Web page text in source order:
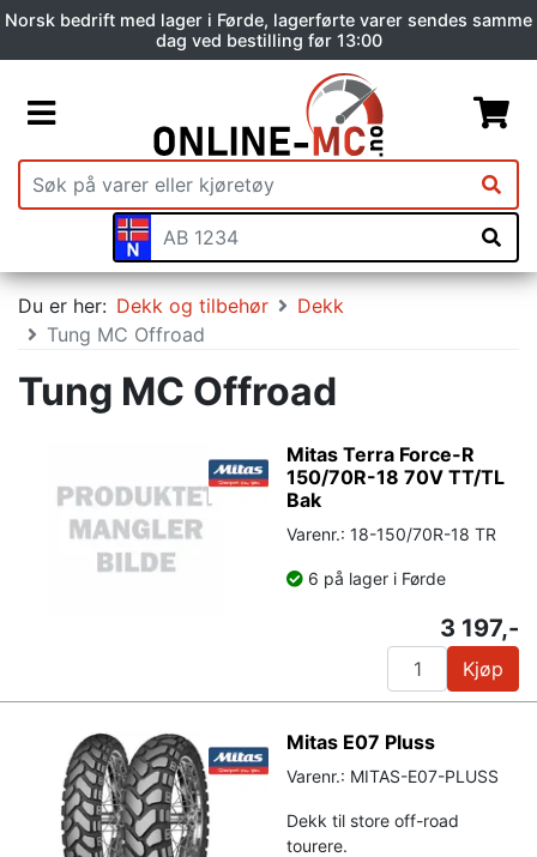
Norsk bedrift med lager i Førde, lagerførte varer sendes samme
dag ved bestilling før 13:00
Du er her: Dekk og tilbehør
Dekk
Tung MC Offroad
Tung MC Offroad
Mitas Terra Force-R
150/70R-18 70V TT/TL
Bak
Varenr.: 18-150/70R-18 TR
6 på lager i Førde
3 197,-
Kjøp
Mitas E07 Pluss
Varenr.: MITAS-E07-PLUSS
Dekk til store off-road
tourere.